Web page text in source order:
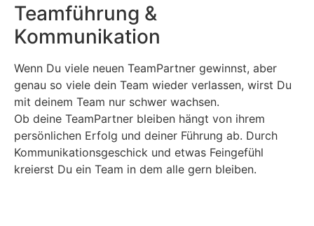
Teamführung &
Kommunikation
Wenn Du viele neuen TeamPartner gewinnst, aber
genau so viele dein Team wieder verlassen, wirst Du
mit deinem Team nur schwer wachsen.
Ob deine TeamPartner bleiben hängt von ihrem
persönlichen Erfolg und deiner Führung ab. Durch
Kommunikationsgeschick und etwas Feingefühl
kreierst Du ein Team in dem alle gern bleiben.